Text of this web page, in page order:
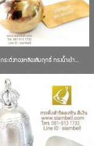
กระดิ่งทองเหลืองสัมฤทธิ์ ทรงน้ำเต้า...